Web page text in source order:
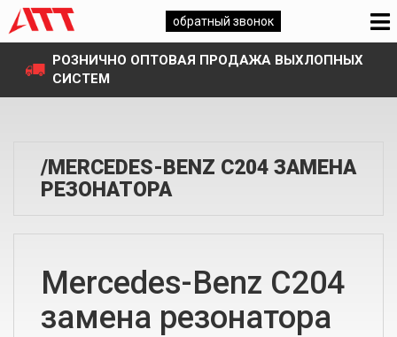
обратный звонок
РОЗНИЧНО ОПТОВАЯ ПРОДАЖА ВЫХЛОПНЫХ
СИСТЕМ
/MERCEDES-BENZ C204 ЗАМЕНА
РЕЗОНАТОРА
Mercedes-Benz C204
замена резонатора